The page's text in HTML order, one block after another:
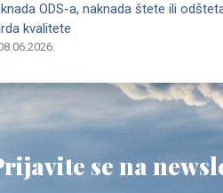
ODS-a, naknada štete ili
kvalitete
se na